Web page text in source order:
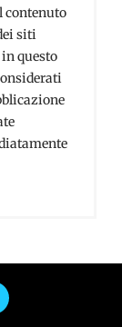
contenuto
siti
questo